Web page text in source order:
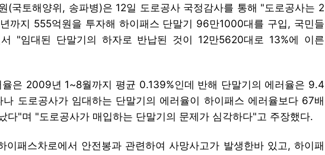
(국토해양위, 송파병)은 12일 도로공사 국정감사를 통해 "도로공사는 2
까지 555억원을 투자해 하이패스 단말기 96만1000대를 구입, 국민들
"임대된 단말기의 하자로 반납된 것이 12만5620대로 13%에 이른
은 2009년 1~8월까지 평균 0.139%인데 반해 단말기의 에러율은 9.4
나 도로공사가 임대하는 단말기의 에러율이 하이패스 에러율보다 67배
다"며 "도로공사가 매입하는 단말기의 문제가 심각하다"고 주장했다.
이패스차로에서 안전봉과 관련하여 사망사고가 발생한바 있고, 하이패